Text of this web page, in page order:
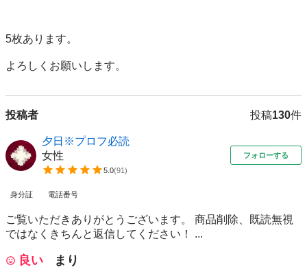
5枚あります。
よろしくお願いします。
投稿者 投稿130件
夕日※プロフ必読
女性
5.0(91)
フォローする
身分証 電話番号
ご覧いただきありがとうございます。 商品削除、既読無視
ではなくきちんと返信してください！ ...
良い まり